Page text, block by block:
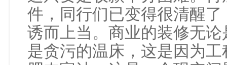
件，同行们已变得很清醒
诱而上当。商业的装修无
是贪污的温床，这是因为